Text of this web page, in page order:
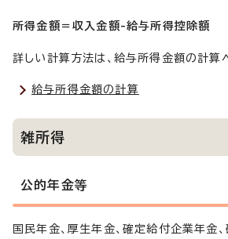
所得金額＝収入金額-給与所得控除額
詳しい計算方法は、給与所得金額の計算
給与所得金額の計算
雑所得
公的年金等
国民年金、厚生年金、確定給付企業年金